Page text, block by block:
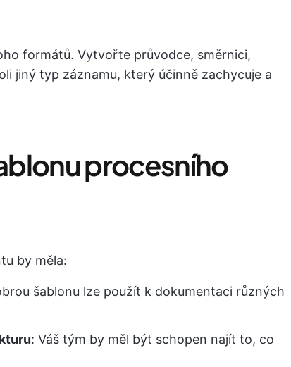
formátů. Vytvořte průvodce, směrnici,
jiný typ záznamu, který účinně zachycuje a
procesního
by měla:
šablonu lze použít k dokumentaci různých
: Váš tým by měl být schopen najít to, co